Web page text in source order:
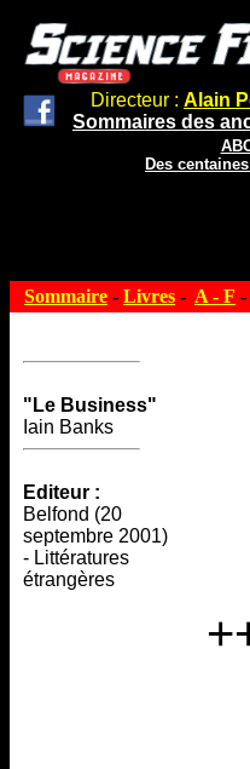
Directeur : Alain
Sommaires des
Des
Sommaire - Livres - A - F -
"Le Business"
Iain Banks
Editeur :
Belfond (20
septembre 2001)
- Littératures
étrangères